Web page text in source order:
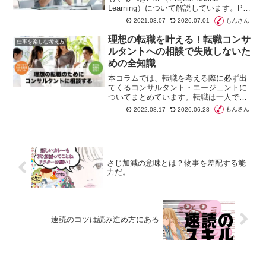
Learning）について解説しています。PBL
は、学生時代にしか経験できない実践的
な学びです。学生が得られるスキルや失
敗の原因なども掲載しています。
2021.03.07 2026.07.01 もんさん
仕事を楽しむ考え方
理想の転職を叶える！転職コンサ
ルタントへの相談で失敗しないた
めの全知識
本コラムでは、転職を考える際に必ず出
てくるコンサルタント・エージェントに
ついてまとめています。転職は一人で進
めることもできますが、エージェントに
相談して転職することを検討してみるの
2022.08.17 2026.06.28 もんさん
さじ加減の意味とは？物事を差配する能
力だ。
速読のコツは読み進め方にある